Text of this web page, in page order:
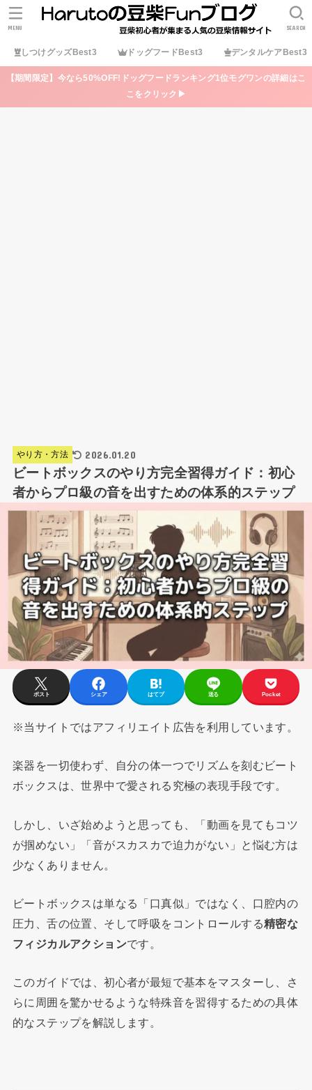
しつけグッズBest3 ドッグフードBest3 デンタルケアBest3
SEARCH
MENU
【期間限定】今なら50%OFF!ドッグフードランキング1位モグワンの詳細はこ
こをクリック▶
やり方・方法 2026.01.20
ビートボックスのやり方完全習得ガイド：初心
者からプロ級の音を出すための体系的ステップ
ポスト シェア はてブ 送る Pocket
※当サイトではアフィリエイト広告を利用しています。
楽器を一切使わず、自分の体一つでリズムを刻むビート
ボックスは、世界中で愛される究極の表現手段です。
しかし、いざ始めようと思っても、「動画を見てもコツ
が掴めない」「音がスカスカで迫力がない」と悩む方は
少なくありません。
ビートボックスは単なる「口真似」ではなく、口腔内の
圧力、舌の位置、そして呼吸をコントロールする精密な
フィジカルアクションです。
このガイドでは、初心者が最短で基本をマスターし、さ
らに周囲を驚かせるような特殊音を習得するための具体
的なステップを解説します。